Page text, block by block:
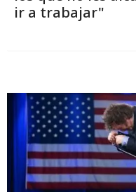
ir a trabajar"